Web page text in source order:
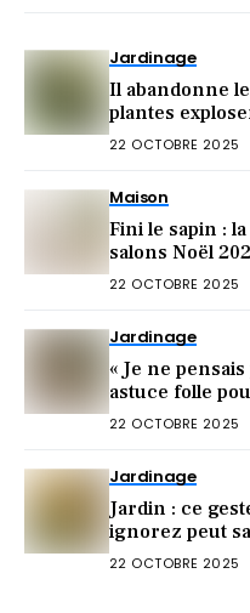
Jardinage
Il abandonne
plantes
22 OCTOBRE 2025
Maison
Fini le sapin :
salons Noël
22 OCTOBRE 2025
Jardinage
« Je ne
astuce folle
octobre
22 OCTOBRE 2025
Jardinage
Jardin : ce
ignorez peut
22 OCTOBRE 2025